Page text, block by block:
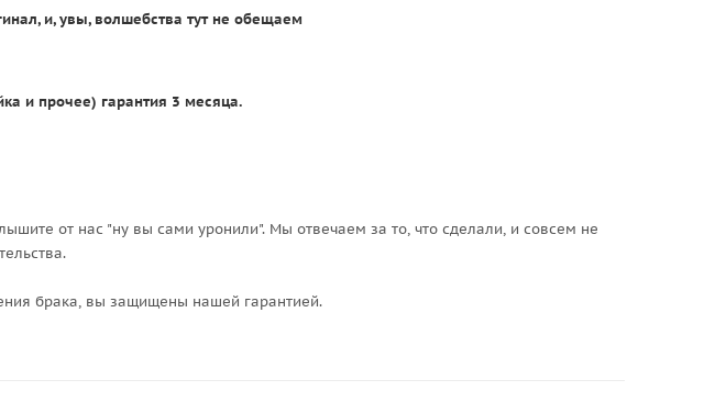
и, увы, волшебства тут не обещаем
и прочее) гарантия 3 месяца.
от нас "ну вы сами уронили". Мы отвечаем за то, что сделали, и совсем не
брака, вы защищены нашей гарантией.